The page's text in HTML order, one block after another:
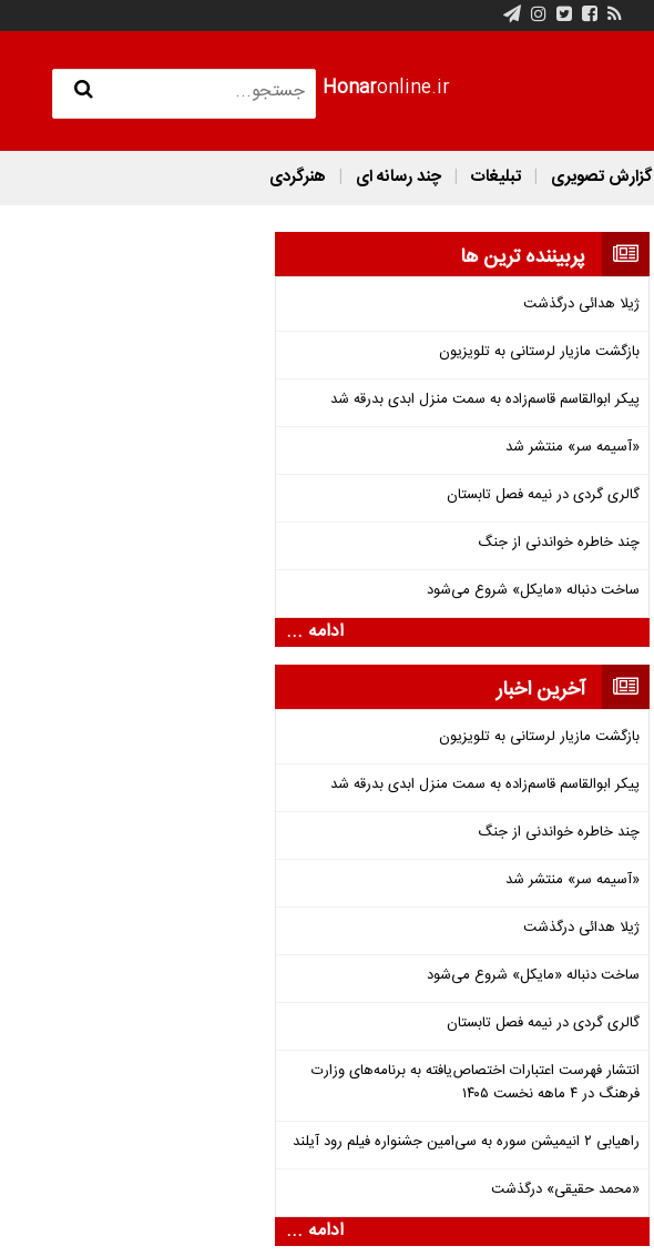
Honaronline.ir
گزارش تصویری تبلیغات چند رسانه ای هنرگردی
پربیننده ترین ها
ژیلا هدائی درگذشت
بازگشت مازیار لرستانی به تلویزیون
پیکر ابوالقاسم قاسم‌زاده به سمت منزل ابدی بدرقه شد
«آسیمه سر» منتشر شد
گالری گردی در نیمه فصل تابستان
چند خاطره خواندنی از جنگ
ساخت دنباله «مایکل» شروع می‌شود
ادامه ...
آخرین اخبار
بازگشت مازیار لرستانی به تلویزیون
پیکر ابوالقاسم قاسم‌زاده به سمت منزل ابدی بدرقه شد
چند خاطره خواندنی از جنگ
«آسیمه سر» منتشر شد
ژیلا هدائی درگذشت
ساخت دنباله «مایکل» شروع می‌شود
گالری گردی در نیمه فصل تابستان
انتشار فهرست اعتبارات اختصاص‌یافته به برنامه‌های وزارت
فرهنگ در ۴ ماهه نخست ۱۴۰۵
راهیابی ۲ انیمیشن سوره به سی‌امین جشنواره فیلم رود آیلند
«محمد حقیقی» درگذشت
ادامه ...